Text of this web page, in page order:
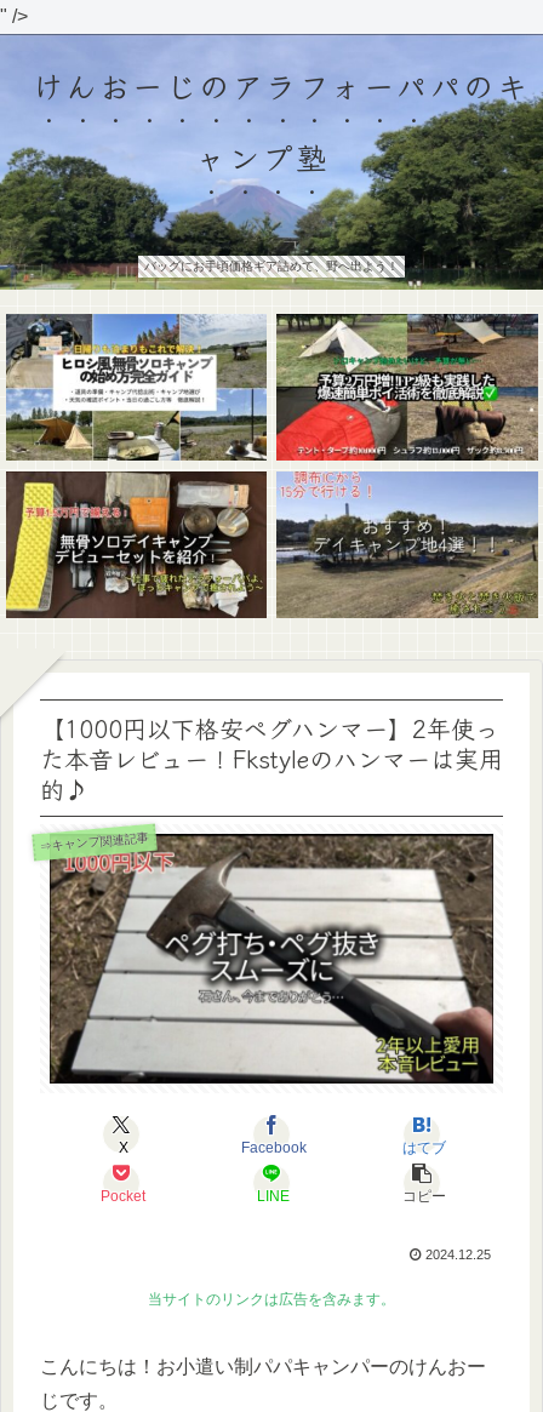
" />
けんおーじのアラフォーパパのキ
ャンプ塾
バッグにお手頃価格ギア詰めて、野へ出よう！
【1000円以下格安ペグハンマー】2年使っ
た本音レビュー！Fkstyleのハンマーは実用
的♪
⇒キャンプ関連記事
X Facebook はてブ
Pocket LINE コピー
2024.12.25
当サイトのリンクは広告を含みます。
こんにちは！お小遣い制パパキャンパーのけんおー
じです。